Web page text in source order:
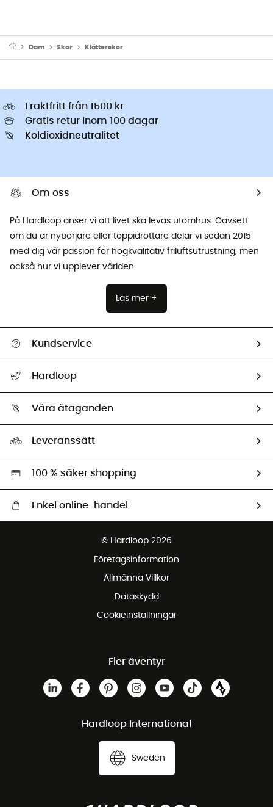
Dam Skor Klätterskor
Fraktfritt från 1500 kr
Gratis retur inom 100 dagar
Koldioxidneutralitet
Om oss
På Hardloop anser vi att livet ska levas utomhus. Oavsett
om du är nybörjare eller toppidrottare delar vi sedan 2015
med dig vår passion för högkvalitativ friluftsutrustning, men
också hur vi upplever världen.
Läs mer +
Kundservice
Retur & återbetalning
Hardloop
Ambassadörer
Våra åtaganden
Miljöanpassat urval
Leveranssätt
100 % säker shopping
Enkel online-handel
© Hardloop 2026
Företagsinformation
Allmänna Villkor
Dataskydd
Cookieinställningar
Fler äventyr
Hardloop International
Sweden